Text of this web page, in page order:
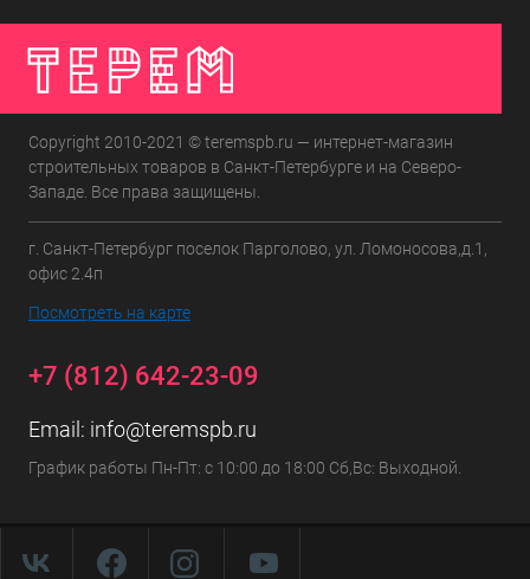
Copyright 2010-2021 © teremspb.ru — интернет-магазин
строительных товаров в Санкт-Петербурге и на Северо-
Западе. Все права защищены.
г. Санкт-Петербург поселок Парголово, ул. Ломоносова,д.1,
офис 2.4п
Посмотреть на карте
+7 (812) 642-23-09
Email: info@teremspb.ru
График работы Пн-Пт: с 10:00 до 18:00 Сб,Вс: Выходной.